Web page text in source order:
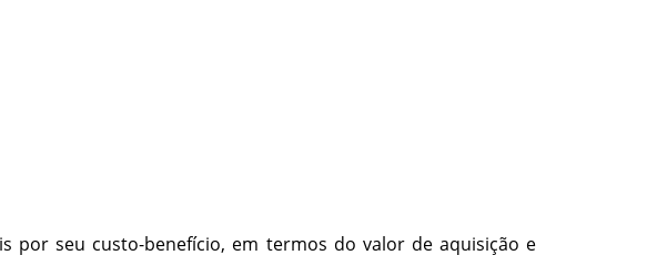
por seu custo-benefício, em termos do valor de aquisição e